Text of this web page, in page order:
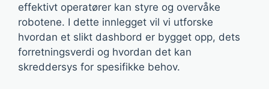
effektivt operatører kan styre og overvåke
robotene. I dette innlegget vil vi utforske
hvordan et slikt dashbord er bygget opp, dets
forretningsverdi og hvordan det kan
skreddersys for spesifikke behov.